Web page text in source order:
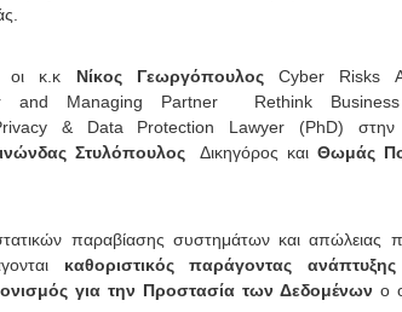
οι κ.κ Νίκος ΓεωργόπουλοςCyber Risks
Managing Partner Rethink
& Data Protection Lawyer (PhD) στην
ΣτυλόπουλοςΔικηγόρος καιΘωμάς
παραβίασης συστημάτων και απώλειας
καθοριστικός παράγοντας
για την Προστασία των Δεδομένων ο